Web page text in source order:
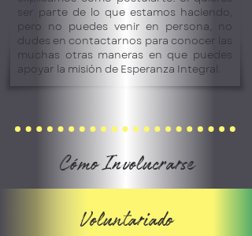
ser parte de lo que estamos haciendo,
pero no puedes venir en persona, no
dudes en contactarnos para conocer las
muchas otras maneras en que puedes
apoyar la misión de Esperanza Integral.
Cómo Involucrarse
Voluntariado